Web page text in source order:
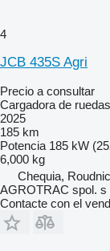
4
JCB 435S Agri
Precio a consultar
Cargadora de ruedas
2025
185 km
Potencia 185 kW
6,000 kg
Chequia,
AGROTRAC spol. s
Contacte con el